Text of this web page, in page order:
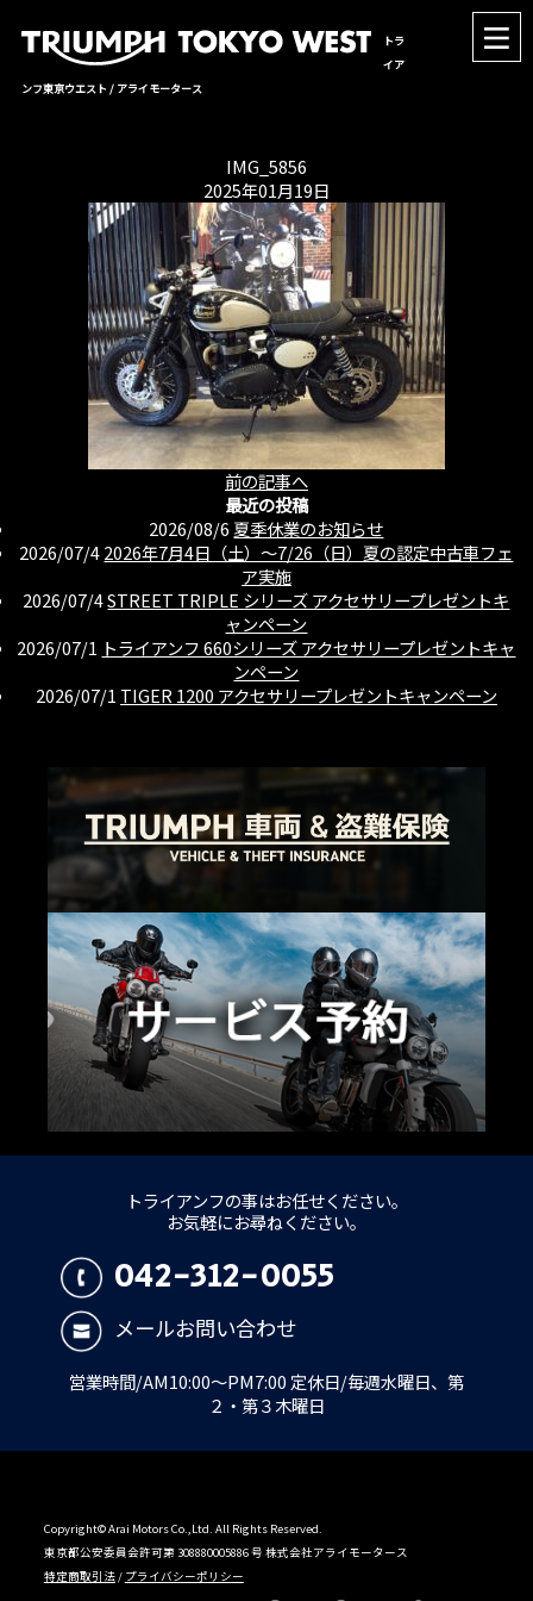
トラ
イア
ンフ東京ウエスト / アライモータース
IMG_5856
2025年01月19日
前の記事へ
最近の投稿
2026/08/6 夏季休業のお知らせ
2026/07/42026年7月4日（土）〜7/26（日）夏の認定中古車フェ
ア実施
2026/07/4STREET TRIPLE シリーズ アクセサリープレゼントキ
ャンペーン
2026/07/1 トライアンフ 660シリーズ アクセサリープレゼントキャ
ンペーン
2026/07/1 TIGER 1200 アクセサリープレゼントキャンペーン
トライアンフの事はお任せください。
お気軽にお尋ねください。
042-312-0055
メールお問い合わせ
営業時間/AM10:00～PM7:00 定休日/毎週水曜日、第
２・第３木曜日
Copyright© Arai Motors Co.,Ltd. All Rights Reserved.
東京都公安委員会許可第 308880005886 号 株式会社アライモータース
特定商取引法/ プライバシーポリシー